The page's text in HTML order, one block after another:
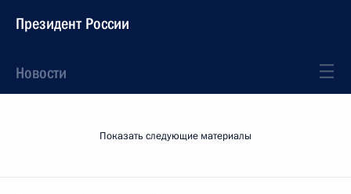
Президент России
Новости
Показать следующие материалы